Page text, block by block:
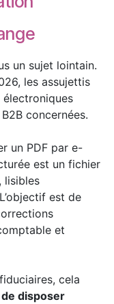
un sujet lointain.
les assujettis
concernées.
un PDF par e-
est un fichier
lisibles
est de
et
cela
disposer